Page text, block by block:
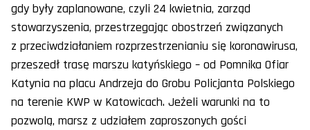
gdy były zaplanowane, czyli 24 kwietnia, zarząd
stowarzyszenia, przestrzegając obostrzeń związanych
z przeciwdziałaniem rozprzestrzenianiu się koronawirusa,
przeszedł trasę marszu katyńskiego – od Pomnika Ofiar
Katynia na placu Andrzeja do Grobu Policjanta Polskiego
na terenie KWP w Katowicach. Jeżeli warunki na to
pozwolą, marsz z udziałem zaproszonych gości